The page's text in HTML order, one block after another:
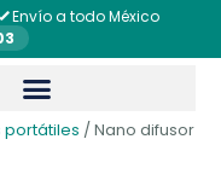
Envío a todo México
portátiles / Nano difusor